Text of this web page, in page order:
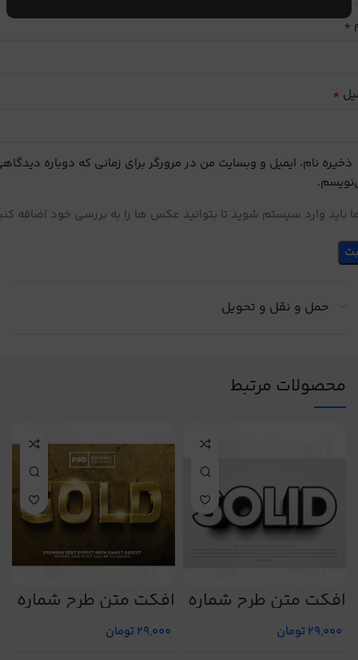
*
*
ذخیره نام، ایمیل و وبسایت من در مرورگر برای زمانی که دوباره
باید وارد سیستم شوید تا بتوانید عکس ها را به بررسی خود اضافه
حمل و نقل و تحویل
محصولات مرتبط
افکت متن طرح شماره
29,000تومان
افکت متن طرح شماره
29,000تومان